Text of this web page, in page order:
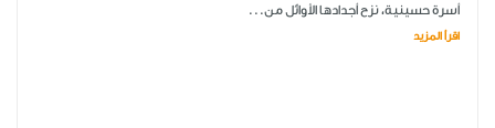
أسرة حسينية، نزح أجدادها الأوائل من...
اقرأ المزيد